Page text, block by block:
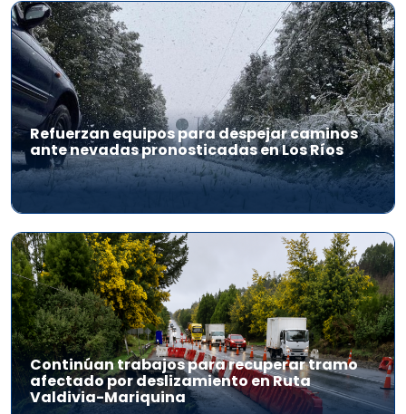
Refuerzan equipos para despejar caminos
ante nevadas pronosticadas en Los Ríos
Continúan trabajos para recuperar tramo
afectado por deslizamiento en Ruta
Valdivia-Mariquina